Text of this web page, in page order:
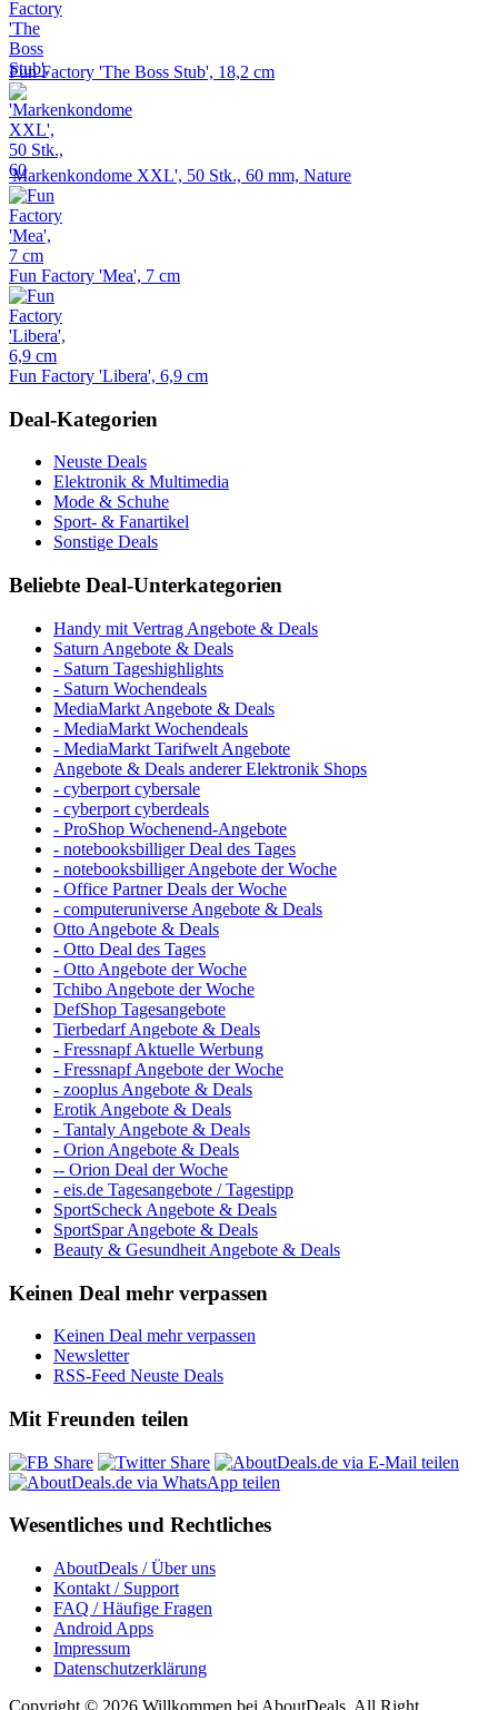
Fun Factory 'The Boss Stub', 18,2 cm
'Markenkondome XXL', 50 Stk., 60 mm, Nature
Fun Factory 'Mea', 7 cm
Fun Factory 'Libera', 6,9 cm
Deal-Kategorien
Neuste Deals
Elektronik & Multimedia
Mode & Schuhe
Sport- & Fanartikel
Sonstige Deals
Beliebte Deal-Unterkategorien
Handy mit Vertrag Angebote & Deals
Saturn Angebote & Deals
- Saturn Tageshighlights
- Saturn Wochendeals
MediaMarkt Angebote & Deals
- MediaMarkt Wochendeals
- MediaMarkt Tarifwelt Angebote
Angebote & Deals anderer Elektronik Shops
- cyberport cybersale
- cyberport cyberdeals
- ProShop Wochenend-Angebote
- notebooksbilliger Deal des Tages
- notebooksbilliger Angebote der Woche
- Office Partner Deals der Woche
- computeruniverse Angebote & Deals
Otto Angebote & Deals
- Otto Deal des Tages
- Otto Angebote der Woche
Tchibo Angebote der Woche
DefShop Tagesangebote
Tierbedarf Angebote & Deals
- Fressnapf Aktuelle Werbung
- Fressnapf Angebote der Woche
- zooplus Angebote & Deals
Erotik Angebote & Deals
- Tantaly Angebote & Deals
- Orion Angebote & Deals
-- Orion Deal der Woche
- eis.de Tagesangebote / Tagestipp
SportScheck Angebote & Deals
SportSpar Angebote & Deals
Beauty & Gesundheit Angebote & Deals
Keinen Deal mehr verpassen
Keinen Deal mehr verpassen
Newsletter
RSS-Feed Neuste Deals
Mit Freunden teilen
Wesentliches und Rechtliches
AboutDeals / Über uns
Kontakt / Support
FAQ / Häufige Fragen
Android Apps
Impressum
Datenschutzerklärung